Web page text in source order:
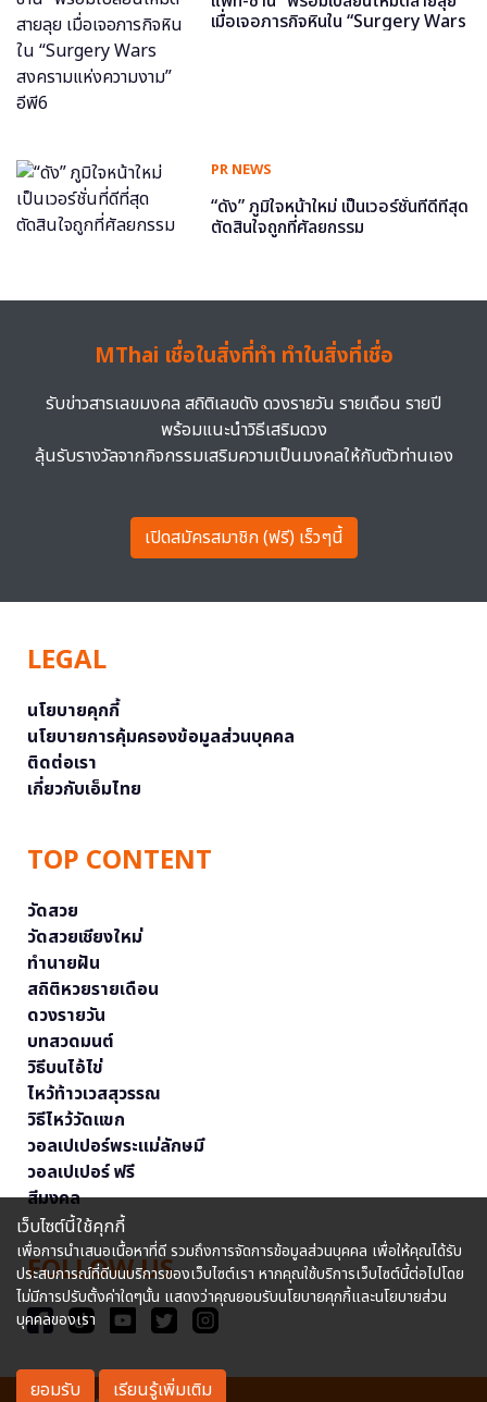
เมื่อเจอภารกิจหินใน “Surgery Wars
PR NEWS
“ดัง” ภูมิใจหน้าใหม่ เป็นเวอร์ชั่นที่ดีที่สุด
ตัดสินใจถูกที่ศัลยกรรม
MThai เชื่อในสิ่งที่ทำ ทำในสิ่งที่เชื่อ
รับข่าวสารเลขมงคล สถิติเลขดัง ดวงรายวัน รายเดือน รายปี
พร้อมแนะนำวิธีเสริมดวง
ลุ้นรับรางวัลจากกิจกรรมเสริมความเป็นมงคลให้กับตัวท่านเอง
เปิดสมัครสมาชิก (ฟรี) เร็วๆนี้
LEGAL
นโยบายคุกกี้
นโยบายการคุ้มครองข้อมูลส่วนบุคคล
ติดต่อเรา
เกี่ยวกับเอ็มไทย
TOP CONTENT
วัดสวย
วัดสวยเชียงใหม่
ทำนายฝัน
สถิติหวยรายเดือน
ดวงรายวัน
บทสวดมนต์
วิธีบนไอ้ไข่
ไหว้ท้าวเวสสุวรรณ
วิธีไหว้วัดแขก
วอลเปเปอร์พระแม่ลักษมี
วอลเปเปอร์ ฟรี
สีมงคล
FOLLOW US
เว็บไซต์นี้ใช้คุกกี้
เพื่อการนำเสนอเนื้อหาที่ดี รวมถึงการจัดการข้อมูลส่วนบุคคล เพื่อให้คุณได้รับ
ประสบการณ์ที่ดีบนบริการของเว็บไซต์เรา หากคุณใช้บริการเว็บไซต์นี้ต่อไปโดย
ไม่มีการปรับตั้งค่าใดๆนั้น แสดงว่าคุณยอมรับนโยบายคุกกี้และนโยบายส่วน
บุคคลของเรา
ยอมรับ เรียนรู้เพิ่มเติม